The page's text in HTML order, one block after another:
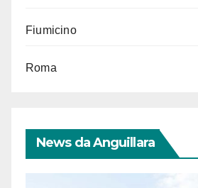
Fiumicino
Roma
News da Anguillara